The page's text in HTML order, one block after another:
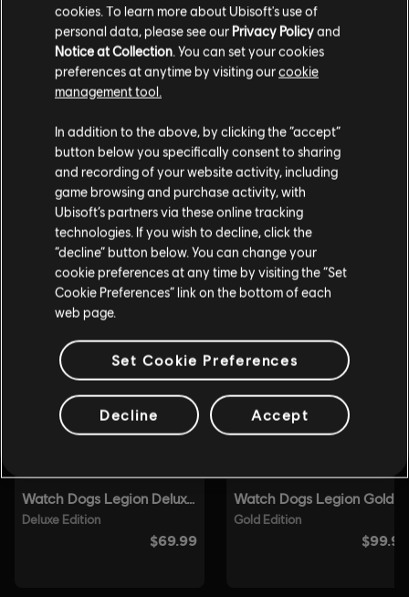
cookies. To learn more about Ubisoft's use of
personal data, please see our Privacy Policyand
Notice at Collection . You can set your cookies
preferences at anytime by visiting ourcookie
management tool.
In addition to the above, by clicking the “accept”
button below you specifically consent to sharing
and recording of your website activity, including
game browsing and purchase activity, with
Ubisoft’s partners via these online tracking
technologies. If you wish to decline, click the
“decline” button below. You can change your
cookie preferences at any time by visiting the “Set
Cookie Preferences” link on the bottom of each
web page.
Set Cookie Preferences
Decline Accept